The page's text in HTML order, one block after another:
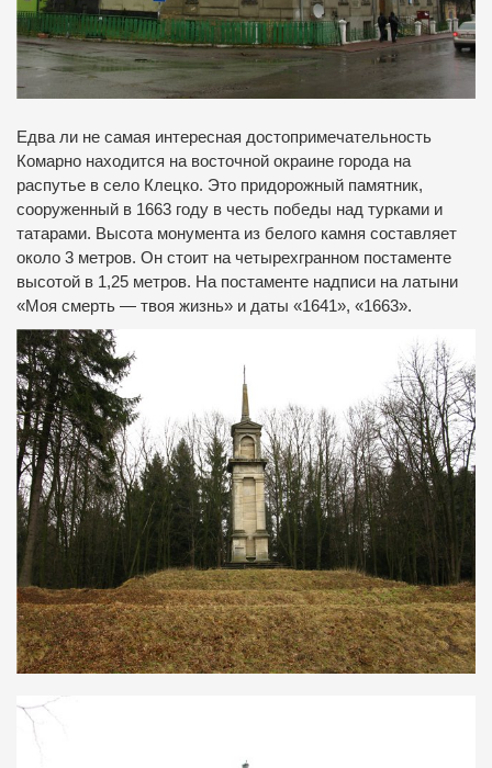
Едва ли не самая интересная достопримечательность
Комарно находится на восточной окраине города на
распутье в село Клецко. Это придорожный памятник,
сооруженный в 1663 году в честь победы над турками и
татарами. Высота монумента из белого камня составляет
около 3 метров. Он стоит на четырехгранном постаменте
высотой в 1,25 метров. На постаменте надписи на латыни
«Моя смерть — твоя жизнь» и даты «1641», «1663».